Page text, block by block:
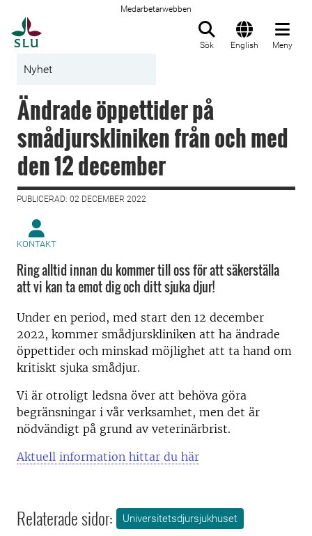
Medarbetarwebben
Sök English Meny
Nyhet
Ändrade öppettider på
smådjurskliniken från och med
den 12 december
PUBLICERAD: 02 DECEMBER 2022
KONTAKT
Ring alltid innan du kommer till oss för att säkerställa
att vi kan ta emot dig och ditt sjuka djur!
Under en period, med start den 12 december
2022, kommer smådjurskliniken att ha ändrade
öppettider och minskad möjlighet att ta hand om
kritiskt sjuka smådjur.
Vi är otroligt ledsna över att behöva göra
begränsningar i vår verksamhet, men det är
nödvändigt på grund av veterinärbrist.
Aktuell information hittar du här
Relaterade sidor: Universitetsdjursjukhuset